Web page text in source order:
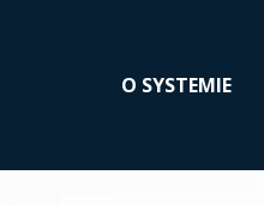
O SYSTEMIE